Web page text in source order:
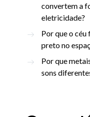
convertem a
eletricidade?
Por que o
preto no
Por que
sons